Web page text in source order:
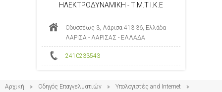
ΗΛΕΚΤΡΟΔΥΝΑΜΙΚΗ - Τ.Μ.Τ Ι.Κ.Ε
Οδυσσέως 3, Λάρισα 413 36, Ελλάδα
ΛΑΡΙΣΑ - ΛΑΡΙΣΑΣ - ΕΛΛΑΔΑ
2410233543
Αρχική Οδηγός Επαγγελματιών
Υπολογιστές and Internet